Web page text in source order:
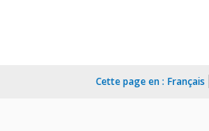
Cette page en : Français